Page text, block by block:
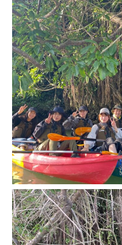
11月となり沖縄も寒くなってきましたが まだまだ沖縄は半袖です
この時期は、修学旅行